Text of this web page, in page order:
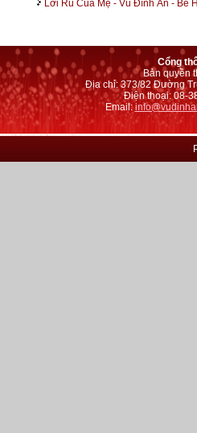
Lời Ru Của Mẹ - Vũ Đình Ân - Bé
Cổng
Bản quyền
Địa chỉ: 373/82 Đường
Điện thoại: 08-
Email: